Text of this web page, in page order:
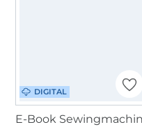
DIGITAL